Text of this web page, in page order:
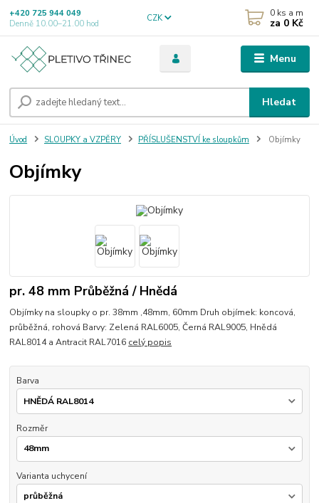
Menu
CZK
Hledat
+420 725 944 049
Denně 10.00–21.00 hod
0 ks a m
za 0 Kč
Úvod SLOUPKY a VZPĚRY PŘÍSLUŠENSTVÍ ke sloupkům Objímky
Objímky
pr. 48 mm Průběžná / Hnědá
Objímky na sloupky o pr. 38mm ,48mm, 60mm Druh objímek: koncová,
průběžná, rohová Barvy: Zelená RAL6005, Černá RAL9005, Hnědá
RAL8014 a Antracit RAL7016 celý popis
Barva
Rozměr
Varianta uchycení